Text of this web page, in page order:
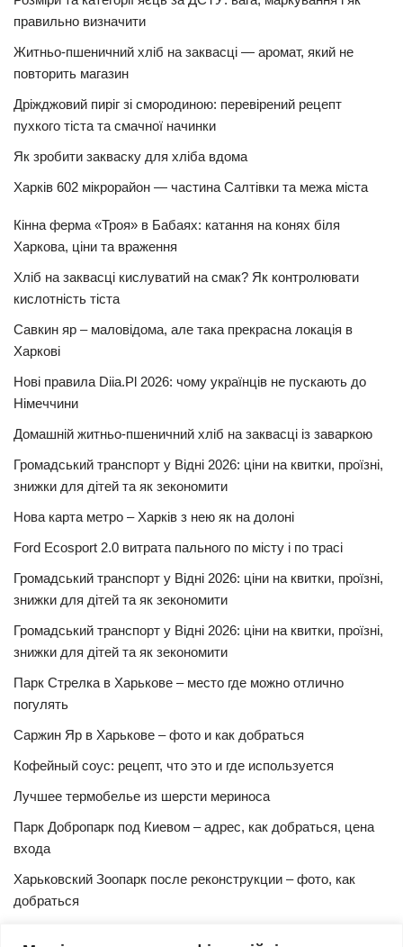
правильно визначити
Житньо-пшеничний хліб на заквасці — аромат, який не
повторить магазин
Дріжджовий пиріг зі смородиною: перевірений рецепт
пухкого тіста та смачної начинки
Як зробити закваску для хліба вдома
Харків 602 мікрорайон — частина Салтівки та межа міста
Кінна ферма «Троя» в Бабаях: катання на конях біля
Харкова, ціни та враження
Хліб на заквасці кислуватий на смак? Як контролювати
кислотність тіста
Савкин яр – маловідома, але така прекрасна локація в
Харкові
Нові правила Diia.Pl 2026: чому українців не пускають до
Німеччини
Домашній житньо-пшеничний хліб на заквасці із заваркою
Громадський транспорт у Відні 2026: ціни на квитки, проїзні,
знижки для дітей та як зекономити
Нова карта метро – Харків з нею як на долоні
Ford Ecosport 2.0 витрата пального по місту і по трасі
Громадський транспорт у Відні 2026: ціни на квитки, проїзні,
знижки для дітей та як зекономити
Громадський транспорт у Відні 2026: ціни на квитки, проїзні,
знижки для дітей та як зекономити
Парк Стрелка в Харькове – место где можно отлично
погулять
Саржин Яр в Харькове – фото и как добраться
Кофейный соус: рецепт, что это и где используется
Лучшее термобелье из шерсти мериноса
Парк Добропарк под Киевом – адрес, как добраться, цена
входа
Харьковский Зоопарк после реконструкции – фото, как
добраться